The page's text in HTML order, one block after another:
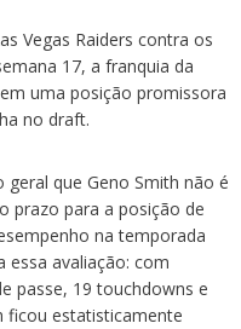
Vegas Raiders contra os
17, a franquia da
uma posição promissora
no draft.
geral que Geno Smith não é
prazo para a posição de
na temporada
avaliação: com
passe, 19 touchdowns e
ficou estatisticamente